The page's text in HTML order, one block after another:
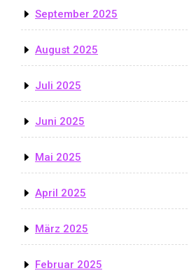
September 2025
August 2025
Juli 2025
Juni 2025
Mai 2025
April 2025
März 2025
Februar 2025